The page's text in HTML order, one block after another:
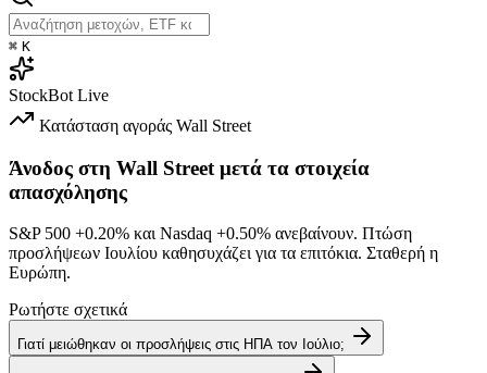
⌘ K
StockBot Live
Κατάσταση αγοράς Wall Street
Άνοδος στη Wall Street μετά τα στοιχεία
απασχόλησης
S&P 500 +0.20% και Nasdaq +0.50% ανεβαίνουν. Πτώση
προσλήψεων Ιουλίου καθησυχάζει για τα επιτόκια. Σταθερή η
Ευρώπη.
Ρωτήστε σχετικά
Γιατί μειώθηκαν οι προσλήψεις στις ΗΠΑ τον Ιούλιο;